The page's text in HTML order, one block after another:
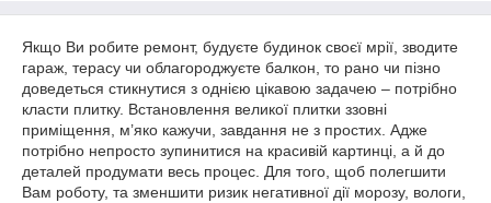
Якщо Ви робите ремонт, будуєте будинок своєї мрії, зводите
гараж, терасу чи облагороджуєте балкон, то рано чи пізно
доведеться стикнутися з однією цікавою задачею – потрібно
класти плитку. Встановлення великої плитки ззовні
приміщення, м’яко кажучи, завдання не з простих. Адже
потрібно непросто зупинитися на красивій картинці, а й до
деталей продумати весь процес. Для того, щоб полегшити
Вам роботу, та зменшити ризик негативної дії морозу, вологи,